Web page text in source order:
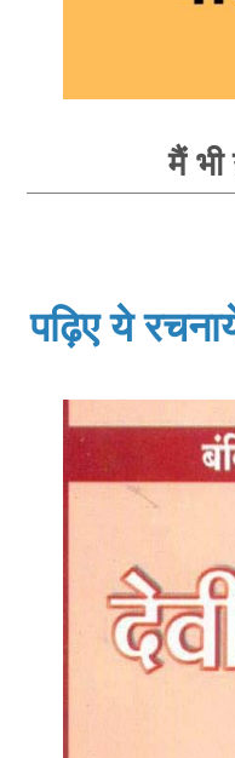
मैं भी
पढ़िए ये